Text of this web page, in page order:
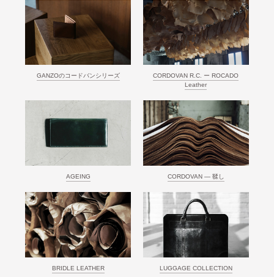
GANZOのコードバンシリーズ
CORDOVAN R.C. ー ROCADO
Leather
AGEING CORDOVAN ― 鞣し
BRIDLE LEATHER LUGGAGE COLLECTION